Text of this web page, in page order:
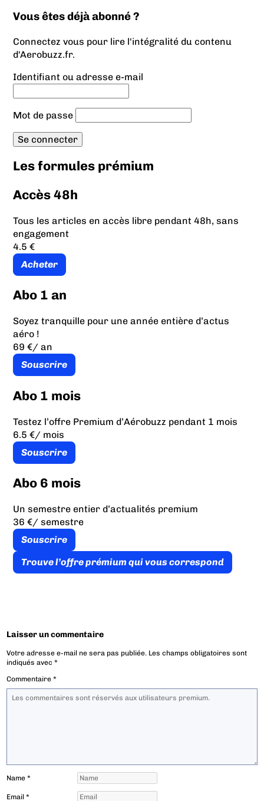
Vous êtes déjà abonné ?
Connectez vous pour lire l'intégralité du contenu
d'Aerobuzz.fr.
Identifiant ou adresse e-mail
Mot de passe
Les formules prémium
Accès 48h
Tous les articles en accès libre pendant 48h, sans
engagement
4.5 €
Acheter
Abo 1 an
Soyez tranquille pour une année entière d’actus
aéro !
69 €/ an
Souscrire
Abo 1 mois
Testez l’offre Premium d’Aérobuzz pendant 1 mois
6.5 €/ mois
Souscrire
Abo 6 mois
Un semestre entier d’actualités premium
36 €/ semestre
Souscrire
Trouve l’offre prémium qui vous correspond
Laisser un commentaire
Votre adresse e-mail ne sera pas publiée. Les champs obligatoires sont
indiqués avec*
Commentaire*
Name*
Email*